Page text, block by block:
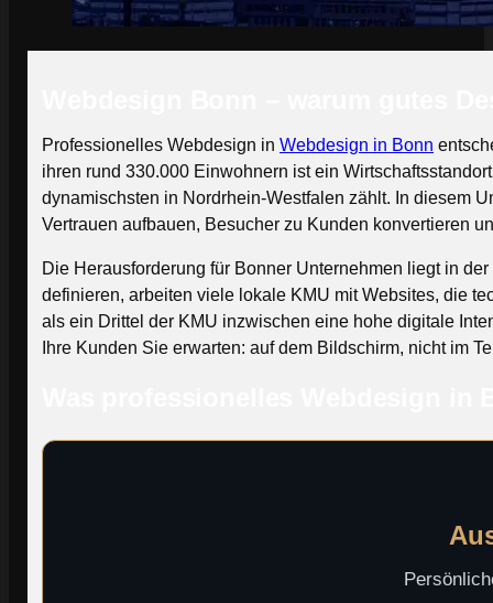
Professionelles Webdesign in Webdesign in Bonn
ihren rund 330.000 Einwohnern ist ein
dynamischsten in Nordrhein-Westfalen zählt. In diesem
Vertrauen aufbauen, Besucher zu Kunden konvertieren
Die Herausforderung für Bonner Unternehmen liegt in
definieren, arbeiten viele lokale KMU mit Websites, die
als ein Drittel der KMU inzwischen eine hohe digitale
Ihre Kunden Sie erwarten: auf dem Bildschirm, nicht im